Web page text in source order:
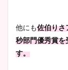
他にも佐伯りさ
秒部門優秀賞を
す。